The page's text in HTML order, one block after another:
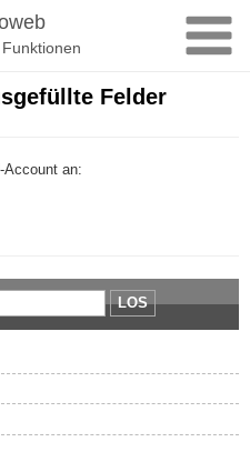
Felder
Account an:
LOS